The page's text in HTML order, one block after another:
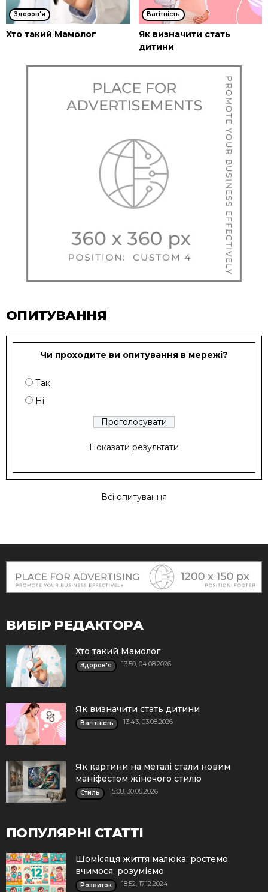
Здоров'я
Хто такий Мамолог
Вагітність
Як визначити стать
дитини
ОПИТУВАННЯ
Чи проходите ви опитування в мережі?
Так
Ні
Показати результати
Всі опитування
ВИБІР РЕДАКТОРА
Хто такий Мамолог
Здоров'я 13:50, 04.08.2026
Як визначити стать дитини
Вагітність 13:43, 03.08.2026
Як картини на металі стали новим
маніфестом жіночого стилю
Стиль 15:08, 30.05.2026
ПОПУЛЯРНІ СТАТТІ
Щомісяця життя малюка: ростемо,
вчимося, розуміємо
Розвиток 18:52, 17.12.2024